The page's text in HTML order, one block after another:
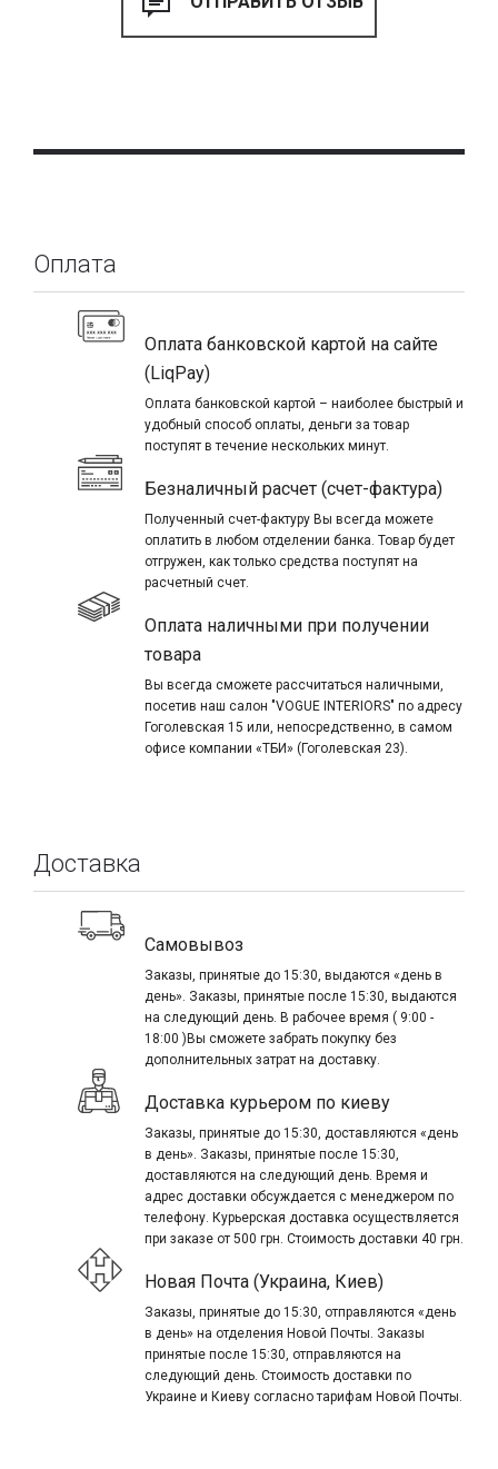
Оплата
Оплата банковской картой на сайте
(LiqPay)
Оплата банковской картой – наиболее быстрый и
удобный способ оплаты, деньги за товар
поступят в течение нескольких минут.
Безналичный расчет (счет-фактура)
Полученный счет-фактуру Вы всегда можете
оплатить в любом отделении банка. Товар будет
отгружен, как только средства поступят на
расчетный счет.
Оплата наличными при получении
товара
Вы всегда сможете рассчитаться наличными,
посетив наш салон "VOGUE INTERIORS" по адресу
Гоголевская 15 или, непосредственно, в самом
офисе компании «ТБИ» (Гоголевская 23).
Доставка
Самовывоз
Заказы, принятые до 15:30, выдаются «день в
день». Заказы, принятые после 15:30, выдаются
на следующий день. В рабочее время ( 9:00 -
18:00 )Вы сможете забрать покупку без
дополнительных затрат на доставку.
Доставка курьером по киеву
Заказы, принятые до 15:30, доставляются «день
в день». Заказы, принятые после 15:30,
доставляются на следующий день. Время и
адрес доставки обсуждается с менеджером по
телефону. Курьерская доставка осуществляется
при заказе от 500 грн. Стоимость доставки 40 грн.
Новая Почта (Украина, Киев)
Заказы, принятые до 15:30, отправляются «день
в день» на отделения Новой Почты. Заказы
принятые после 15:30, отправляются на
следующий день. Стоимость доставки по
Украине и Киеву согласно тарифам Новой Почты.